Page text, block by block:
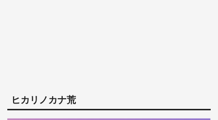
ヒカリノカナ荒